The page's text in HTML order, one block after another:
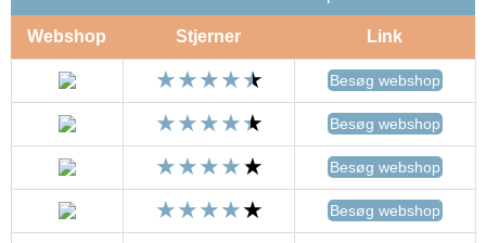
Webshop Stjerner Link
Besøg webshop
Besøg webshop
Besøg webshop
Besøg webshop